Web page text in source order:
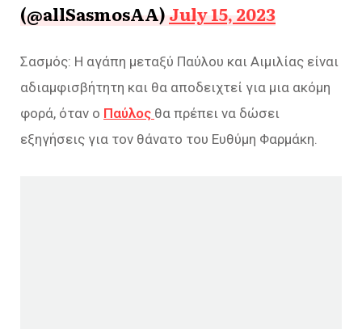
(@allSasmosAA)July 15, 2023
Σασμός: Η αγάπη μεταξύ Παύλου και Αιμιλίας είναι
αδιαμφισβήτητη και θα αποδειχτεί για μια ακόμη
φορά, όταν ο Παύλος θα πρέπει να δώσει
εξηγήσεις για τον θάνατο του Ευθύμη Φαρμάκη.